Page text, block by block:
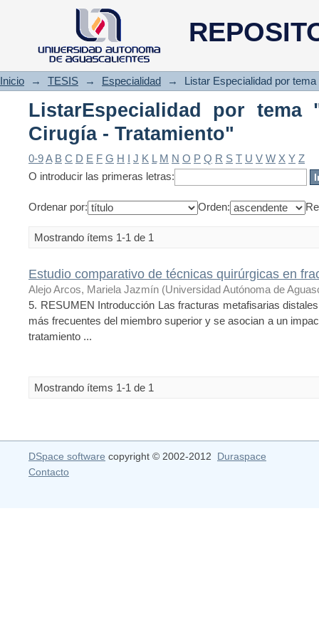
ListarEspecialidad por tema
Inicio → TESIS → Especialidad → Listar Especialidad por tema
ListarEspecialidad por tema
Cirugía - Tratamiento"
0-9A B C D E F G H I J K L M N O P Q R S T U V W X Y Z
O introducir las primeras letras:
Ordenar por: Orden:
Mostrando ítems 1-1 de 1
Estudio comparativo de técnicas quirúrgicas en
Alejo Arcos, Mariela Jazmín (Universidad Autónoma de
5. RESUMEN Introducción Las fracturas metafisarias
más frecuentes del miembro superior y se asocian a un
tratamiento ...
Mostrando ítems 1-1 de 1
DSpace software copyright © 2002-2012 Duraspace
Contacto